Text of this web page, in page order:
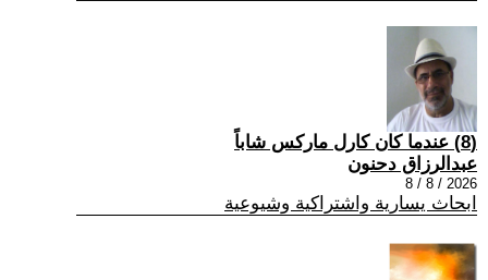
(8) عندما كان كارل ماركس شاباً
عبدالرزاق دحنون
2026 / 8 / 8
ابحاث يسارية واشتراكية وشيوعية